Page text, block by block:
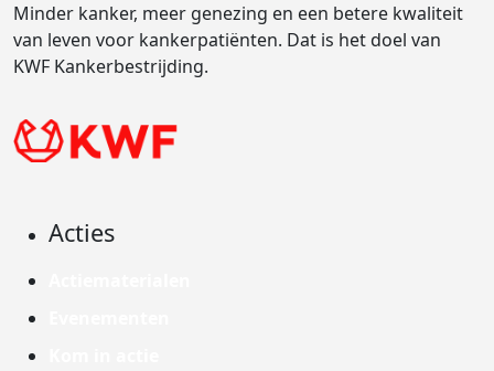
Minder kanker, meer genezing en een betere kwaliteit
van leven voor kankerpatiënten. Dat is het doel van
KWF Kankerbestrijding.
Acties